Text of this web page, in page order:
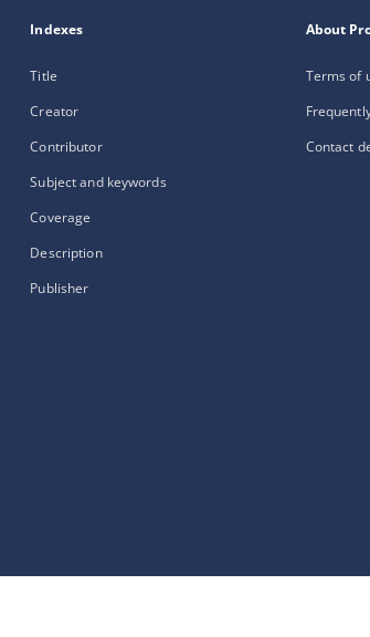
Indexes
Title
Creator
Contributor
Subject and keywords
Coverage
Description
Publisher
About
Terms of
Contact